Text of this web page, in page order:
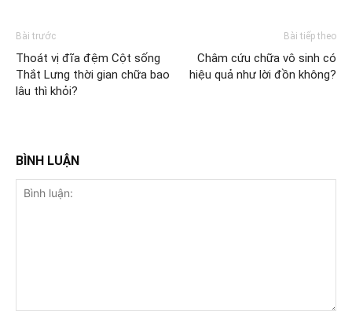
Bài trước
Thoát vị đĩa đệm Cột sống
Thắt Lưng thời gian chữa bao
lâu thì khỏi?
Bài tiếp theo
Châm cứu chữa vô sinh có
hiệu quả như lời đồn không?
BÌNH LUẬN